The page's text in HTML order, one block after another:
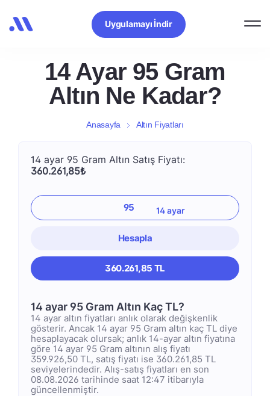
Uygulamayı İndir
14 Ayar 95 Gram
Altın Ne Kadar?
Anasayfa Altın Fiyatları
14 ayar 95 Gram Altın Satış Fiyatı:
360.261,85₺
Hesapla
360.261,85 TL
14 ayar 95 Gram Altın Kaç TL?
14 ayar altın fiyatları anlık olarak değişkenlik
gösterir. Ancak 14 ayar 95 Gram altın kaç TL diye
hesaplayacak olursak; anlık 14-ayar altın fiyatına
göre 14 ayar 95 Gram altının alış fiyatı
359.926,50 TL, satış fiyatı ise 360.261,85 TL
seviyelerindedir. Alış-satış fiyatları en son
08.08.2026 tarihinde saat 12:47 itibarıyla
güncellenmiştir.